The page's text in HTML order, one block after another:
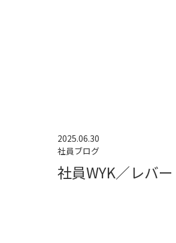
2025.06.30
社員ブログ
社員WYK／レバー